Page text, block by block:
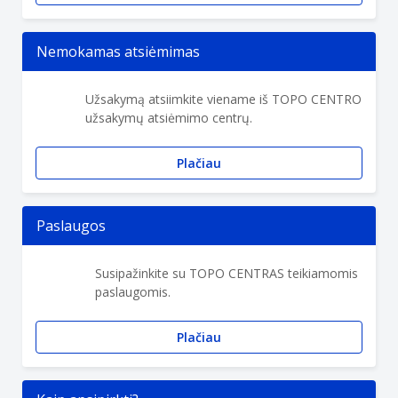
Nemokamas atsiėmimas
Užsakymą atsiimkite viename iš TOPO CENTRO
užsakymų atsiėmimo centrų.
Plačiau
Paslaugos
Susipažinkite su TOPO CENTRAS teikiamomis
paslaugomis.
Plačiau